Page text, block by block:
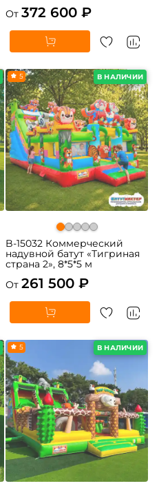
От 372 600 ₽
В НАЛИЧИИ
5
B-15032 Коммерческий
надувной батут «Тигриная
страна 2», 8*5*5 м
От 261 500 ₽
В НАЛИЧИИ
5